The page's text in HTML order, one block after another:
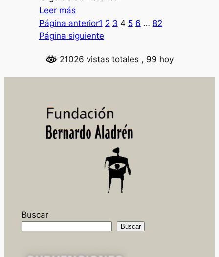
Leer más:
Xenófobos
y
Página anterior1 2 3 4 5 6 … 82
Página siguiente
21026 vistas totales , 99 hoy
Buscar
Buscar